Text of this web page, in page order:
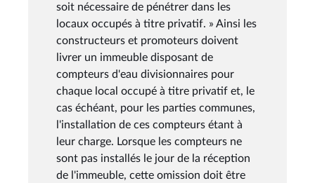
soit nécessaire de pénétrer dans les
locaux occupés à titre privatif. » Ainsi les
constructeurs et promoteurs doivent
livrer un immeuble disposant de
compteurs d'eau divisionnaires pour
chaque local occupé à titre privatif et, le
cas échéant, pour les parties communes,
l'installation de ces compteurs étant à
leur charge. Lorsque les compteurs ne
sont pas installés le jour de la réception
de l'immeuble, cette omission doit être